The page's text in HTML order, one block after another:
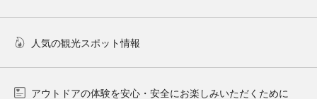
人気の観光スポット情報
アウトドアの体験を安心・安全にお楽しみいただくために